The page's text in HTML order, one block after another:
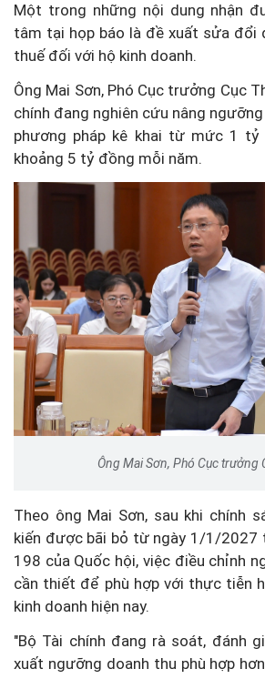
Một trong những nội dung nhận
tâm tại họp báo là đề xuất sửa đổi
thuế đối với hộ kinh doanh.
Ông Mai Sơn, Phó Cục trưởng Cục
chính đang nghiên cứu nâng
phương pháp kê khai từ mức 1 tỷ
khoảng 5 tỷ đồng mỗi năm.
Ông Mai Sơn, Phó Cục trưởng
Theo ông Mai Sơn, sau khi chính
kiến được bãi bỏ từ ngày 1/1/2027
198 của Quốc hội, việc điều chỉnh
cần thiết để phù hợp với thực tiễn
kinh doanh hiện nay.
"Bộ Tài chính đang rà soát, đánh
xuất ngưỡng doanh thu phù hợp